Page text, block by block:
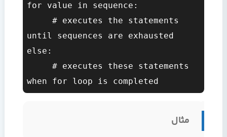
for value in sequence:
until sequences are exhausted
else:
مثال